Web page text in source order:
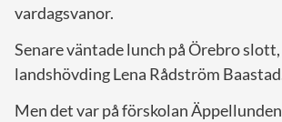
vardagsvanor.
Senare väntade lunch på Örebro
landshövding Lena Rådström
Men det var på förskolan